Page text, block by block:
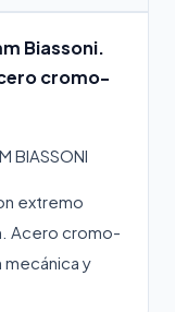
Biassoni.
cromo-
BIASSONI
extremo
Acero cromo-
mecánica y